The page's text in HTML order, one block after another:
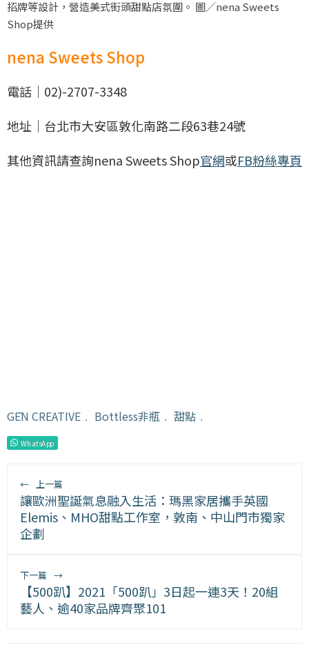
招牌等設計，營造美式街頭甜點店氛圍。 圖／nena Sweets
Shop提供
nena Sweets Shop
電話｜02)-2707-3348
地址｜台北市大安區敦化南路二段63巷24號
其他資訊請查詢nena Sweets Shop官網或FB粉絲專頁
GĒN CREATIVE ﹒ Bottless非瓶 ﹒ 甜點 ﹒
WhatsApp
← 上一篇
讓歐洲聖誕氣息融入生活：瑪黑家居攜手英國
Elemis、MHO甜點工作室，敦南、中山門市獨家
企劃
下一篇 →
【500趴】2021「500趴」3日起一連3天！20組
藝人、逾40家品牌齊聚101